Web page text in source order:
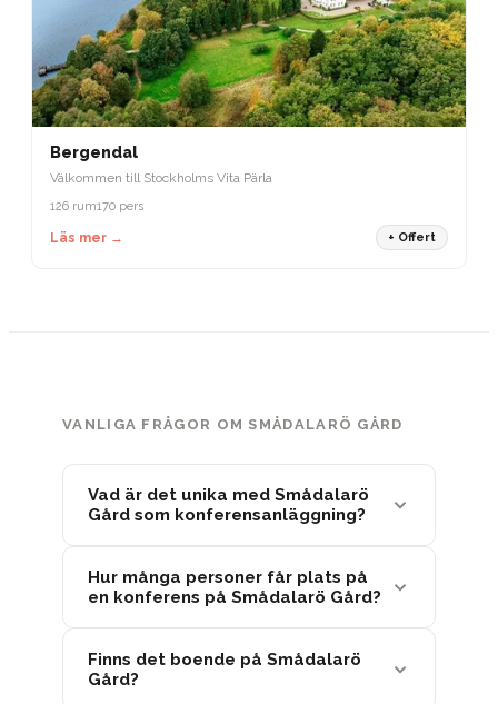
Bergendal
Välkommen till Stockholms Vita Pärla
126 rum170 pers
Läs mer → + Offert
VANLIGA FRÅGOR OM SMÅDALARÖ GÅRD
Vad är det unika med Smådalarö
Gård som konferensanläggning?
Hur många personer får plats på
en konferens på Smådalarö Gård?
Finns det boende på Smådalarö
Gård?